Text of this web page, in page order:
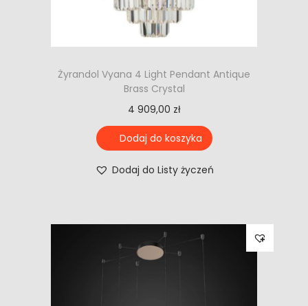
Żyrandol Vyana 4 Light Pendant Antique
Brass Crystal
4 909,00 zł
Dodaj do koszyka
Dodaj do Listy życzeń